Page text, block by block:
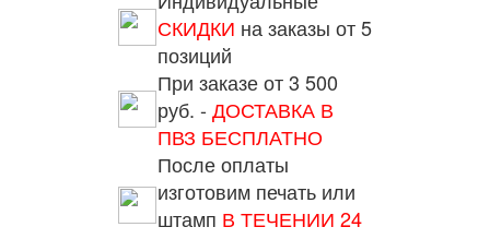
СКИДКИ на заказы от 5
позиций
При заказе от 3 500
руб. - ДОСТАВКА В
ПВЗ БЕСПЛАТНО
После оплаты
изготовим печать или
штамп В ТЕЧЕНИИ 24